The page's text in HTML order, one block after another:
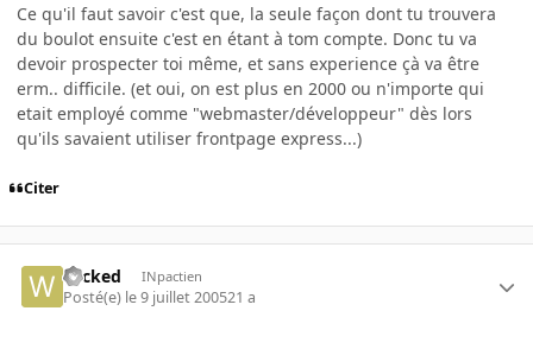
Ce qu'il faut savoir c'est que, la seule façon dont tu trouvera
du boulot ensuite c'est en étant à tom compte. Donc tu va
devoir prospecter toi même, et sans experience çà va être
erm.. difficile. (et oui, on est plus en 2000 ou n'importe qui
etait employé comme "webmaster/développeur" dès lors
qu'ils savaient utiliser frontpage express...)
Citer
wicked INpactien
Posté(e) le 9 juillet 200521 a